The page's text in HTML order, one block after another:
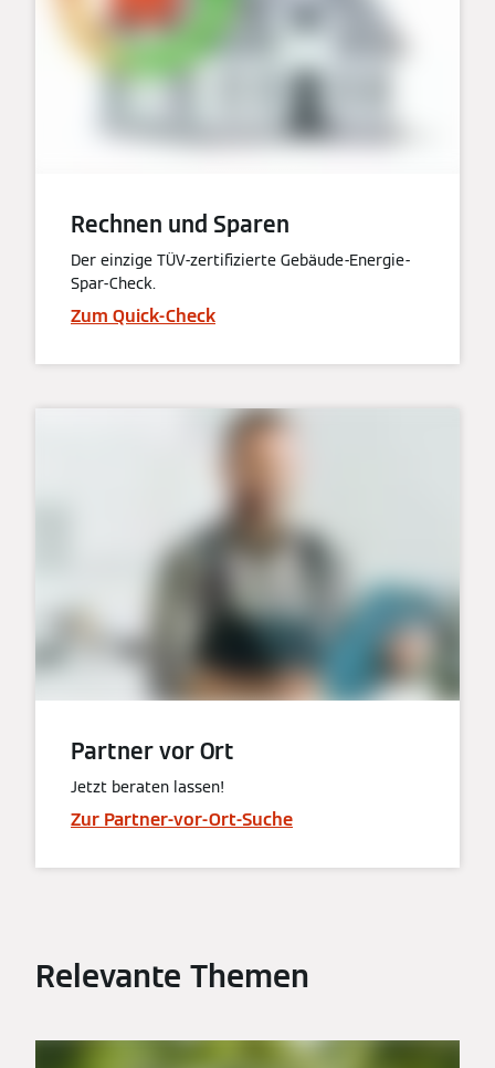
Rechnen und Sparen
Der einzige TÜV-zertifizierte Gebäude-Energie-
Spar-Check.
Zum Quick-Check
Partner vor Ort
Jetzt beraten lassen!
Zur Partner-vor-Ort-Suche
Relevante Themen